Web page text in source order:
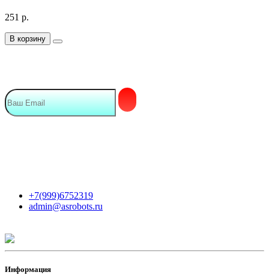
251 р.
В корзину
+7(999)6752319
admin@asrobots.ru
Информация